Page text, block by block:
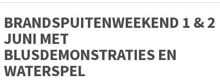
BRANDSPUITENWEEKEND 1 & 2
JUNI MET
BLUSDEMONSTRATIES EN
WATERSPEL